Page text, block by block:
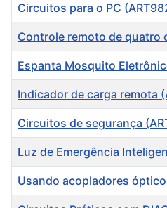
Circuitos para o PC
Controle remoto de quatro
Espanta Mosquito
Indicador de carga remota
Circuitos de segurança
Luz de Emergência
Usando acopladores